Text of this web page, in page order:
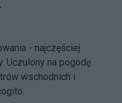
- najczęściej
Uczulony na pogodę.
wschodnich i